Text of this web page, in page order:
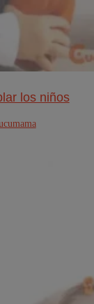
los niños